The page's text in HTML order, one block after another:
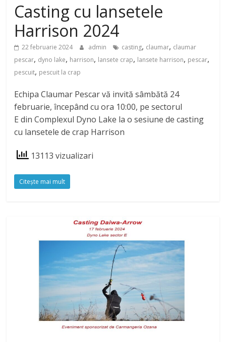
Casting cu lansetele
Harrison 2024
22 februarie 2024 admin casting, claumar, claumar
pescar, dyno lake, harrison, lansete crap, lansete harrison, pescar,
pescuit, pescuit la crap
Echipa Claumar Pescar vă invită sâmbătă 24
februarie, începând cu ora 10:00, pe sectorul
E din Complexul Dyno Lake la o sesiune de casting
cu lansetele de crap Harrison
13113 vizualizari
Citeşte mai mult